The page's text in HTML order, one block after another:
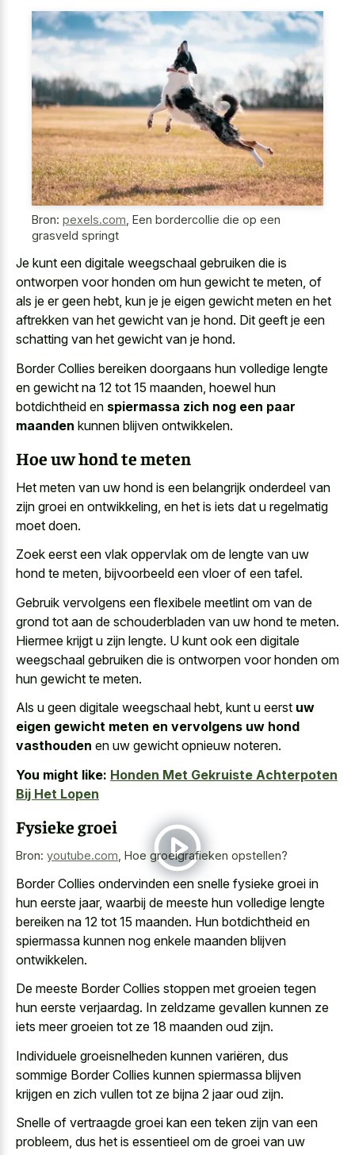
Bron: pexels.com Een bordercollie die op een
grasveld springt
Je kunt een digitale weegschaal gebruiken die is
ontworpen voor honden om hun gewicht te meten, of
als je er geen hebt, kun je je eigen gewicht meten en het
aftrekken van het gewicht van je hond. Dit geeft je een
schatting van het gewicht van je hond.
Border Collies bereiken doorgaans hun volledige lengte
en gewicht na 12 tot 15 maanden, hoewel hun
botdichtheid en spiermassa zich nog een paar
maanden kunnen blijven ontwikkelen.
Hoe uw hond te meten
Het meten van uw hond is een belangrijk onderdeel van
zijn groei en ontwikkeling, en het is iets dat u regelmatig
moet doen.
Zoek eerst een vlak oppervlak om de lengte van uw
hond te meten, bijvoorbeeld een vloer of een tafel.
Gebruik vervolgens een flexibele meetlint om van de
grond tot aan de schouderbladen van uw hond te meten.
Hiermee krijgt u zijn lengte. U kunt ook een digitale
weegschaal gebruiken die is ontworpen voor honden om
hun gewicht te meten.
Als u geen digitale weegschaal hebt, kunt u eerst uw
eigen gewicht meten en vervolgens uw hond
vasthouden en uw gewicht opnieuw noteren.
You might like: Honden Met Gekruiste Achterpoten
Bij Het Lopen
Fysieke groei
Bron: youtube.com, Hoe groeigrafieken opstellen?
Border Collies ondervinden een snelle fysieke groei in
hun eerste jaar, waarbij de meeste hun volledige lengte
bereiken na 12 tot 15 maanden. Hun botdichtheid en
spiermassa kunnen nog enkele maanden blijven
ontwikkelen.
De meeste Border Collies stoppen met groeien tegen
hun eerste verjaardag. In zeldzame gevallen kunnen ze
iets meer groeien tot ze 18 maanden oud zijn.
Individuele groeisnelheden kunnen variëren, dus
sommige Border Collies kunnen spiermassa blijven
krijgen en zich vullen tot ze bijna 2 jaar oud zijn.
Snelle of vertraagde groei kan een teken zijn van een
probleem, dus het is essentieel om de groei van uw